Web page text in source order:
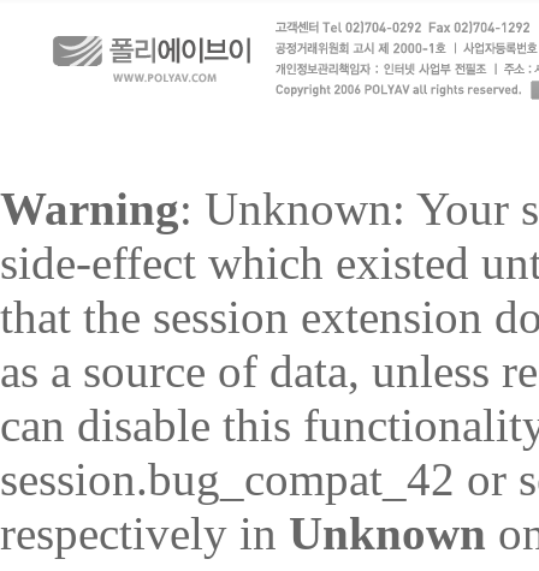
Warning: Unknown: Your
side-effect which existed
that the session extension
as a source of data, unless
can disable this
session.bug_compat_42 or
respectively in Unknown